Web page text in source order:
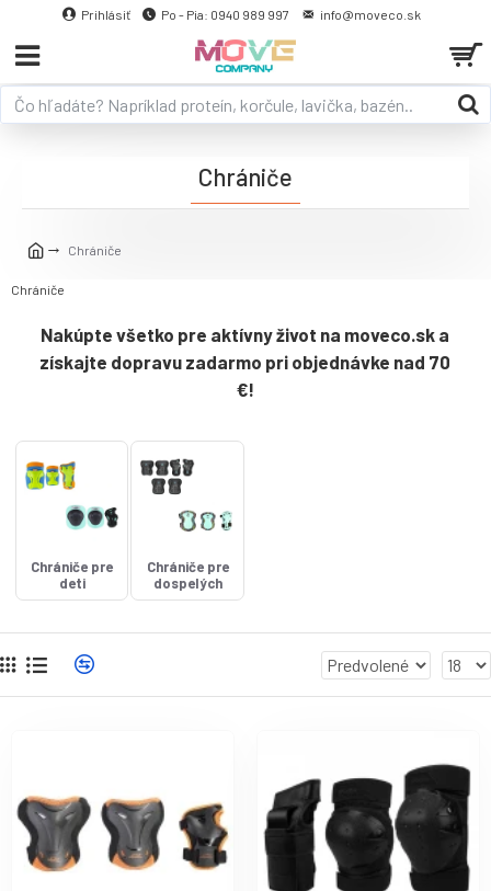
Prihlásiť Po - Pia: 0940 989 997 info@moveco.sk
Chrániče
Chrániče
Chrániče
Nakúpte všetko pre aktívny život na moveco.sk a
získajte dopravu zadarmo pri objednávke nad 70
€!
Chrániče pre
deti
Chrániče pre
dospelých